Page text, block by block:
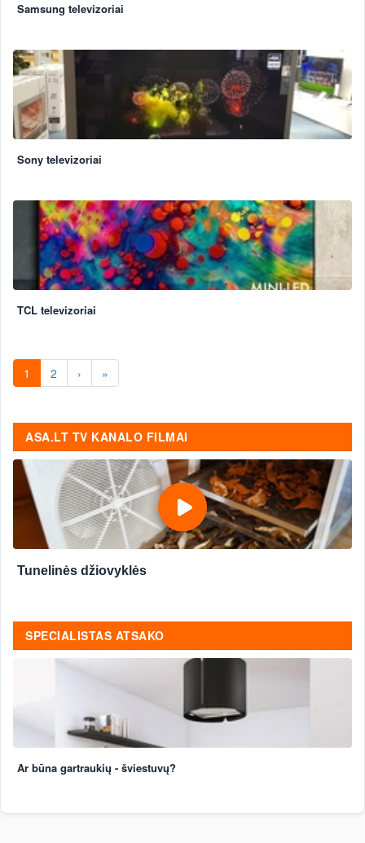
Samsung televizoriai
Sony televizoriai
TCL televizoriai
1 2 › »
ASA.LT TV KANALO FILMAI
Tunelinės džiovyklės
SPECIALISTAS ATSAKO
Ar būna gartraukių - šviestuvų?